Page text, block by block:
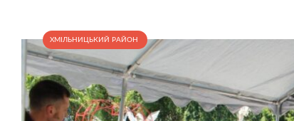
ХМІЛЬНИЦЬКИЙ РАЙОН